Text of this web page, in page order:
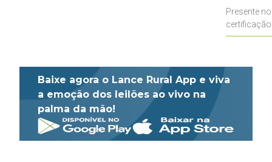
Presente
Baixe agora o Lance Rural App e viva
a emoção dos leilões ao vivo na
palma da mão!